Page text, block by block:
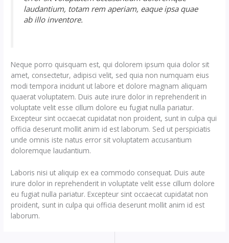
laudantium, totam rem aperiam, eaque ipsa quae
ab illo inventore.
Neque porro quisquam est, qui dolorem ipsum quia dolor sit
amet, consectetur, adipisci velit, sed quia non numquam eius
modi tempora incidunt ut labore et dolore magnam aliquam
quaerat voluptatem. Duis aute irure dolor in reprehenderit in
voluptate velit esse cillum dolore eu fugiat nulla pariatur.
Excepteur sint occaecat cupidatat non proident, sunt in culpa qui
officia deserunt mollit anim id est laborum. Sed ut perspiciatis
unde omnis iste natus error sit voluptatem accusantium
doloremque laudantium.
Laboris nisi ut aliquip ex ea commodo consequat. Duis aute
irure dolor in reprehenderit in voluptate velit esse cillum dolore
eu fugiat nulla pariatur. Excepteur sint occaecat cupidatat non
proident, sunt in culpa qui officia deserunt mollit anim id est
laborum.